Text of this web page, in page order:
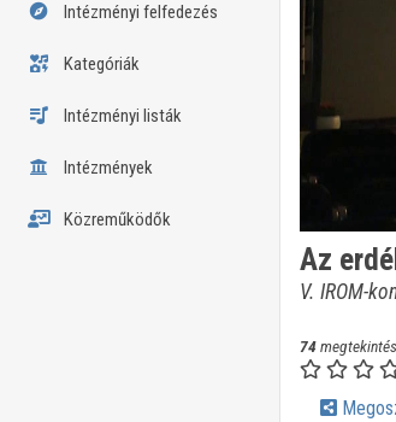
Intézményi felfedezés
Kategóriák
Intézményi listák
Intézmények
Közreműködők
Az
V. IROM-
74megtekintés